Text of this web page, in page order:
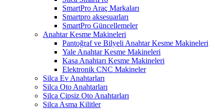
SmartPro Araç Markaları
Smartpro aksesuarları
SmartPro Güncellemeler
Anahtar Kesme Makineleri
Pantoğraf ve Bilyeli Anahtar Kesme Makineleri
Yale Anahtar Kesme Makineleri
Kasa Anahtarı Kesme Makineleri
Elektronik CNC Makineler
Silca Ev Anahtarları
Silca Oto Anahtarları
Silca Çipsiz Oto Anahtarları
Silca Asma Kilitler